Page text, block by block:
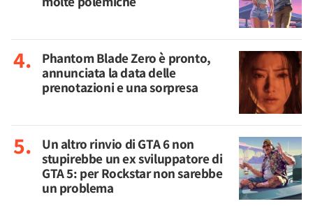
Phantom Blade Zero è pronto,
annunciata la data delle
prenotazioni e una sorpresa
Un altro rinvio di GTA 6 non
stupirebbe un ex sviluppatore di
GTA 5: per Rockstar non sarebbe
un problema